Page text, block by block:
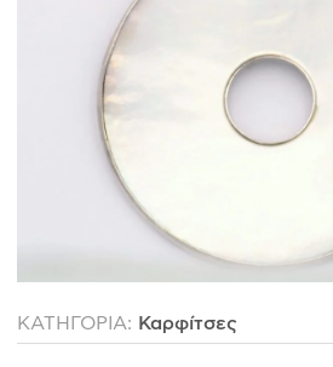
ΑΝΤΙΚΕΊΜΕΝΑ
ΙΣΤΟΡΊΑ
Η ΣΧΕΔΙΆΣΤΡΙΑ
ΤΙ ΣΗΜΑΊΝΕΙ ΤΟ ΚΌΣΜΗΜΑ
ΚΑΤΑΣΤΉΜΑΤΑ
ΔΗΜΟΣΙΕΎΣΕΙΣ
ΕΠΙΚΟΙΝΩΝΊΑ
ΚΑΤΗΓΟΡΙΑ: Καρφίτσες